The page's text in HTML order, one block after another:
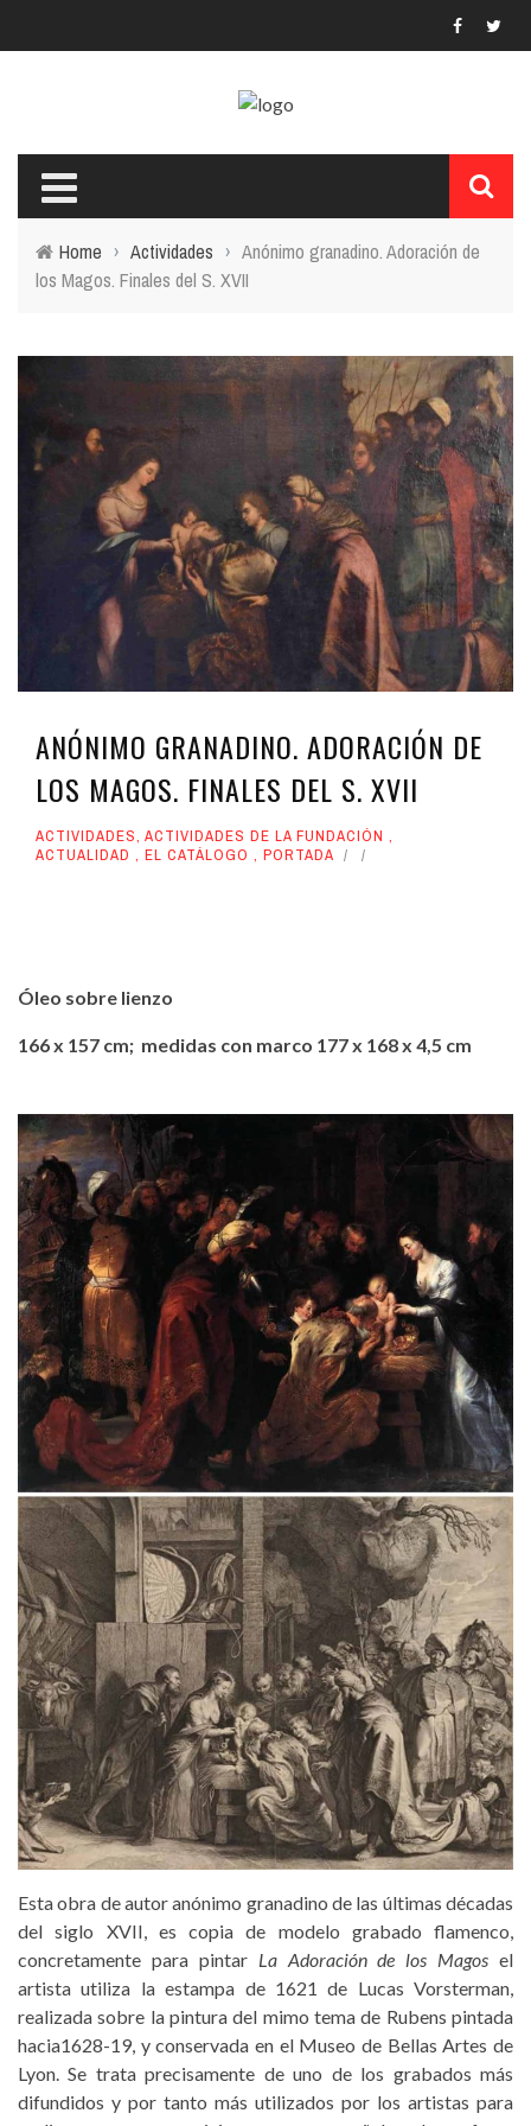
Home › Actividades › Anónimo granadino. Adoración de
los Magos. Finales del S. XVII
ANÓNIMO GRANADINO. ADORACIÓN DE
LOS MAGOS. FINALES DEL S. XVII
ACTIVIDADES, ACTIVIDADES DE LA FUNDACIÓN ,
ACTUALIDAD , EL CATÁLOGO , PORTADA
Óleo sobre lienzo
166 x 157 cm; medidas con marco 177 x 168 x 4,5 cm
Esta obra de autor anónimo granadino de las últimas décadas
del siglo XVII, es copia de modelo grabado flamenco,
concretamente para pintar La Adoración de los Magos el
artista utiliza la estampa de 1621 de Lucas Vorsterman,
realizada sobre la pintura del mimo tema de Rubens pintada
hacia1628-19, y conservada en el Museo de Bellas Artes de
Lyon. Se trata precisamente de uno de los grabados más
difundidos y por tanto más utilizados por los artistas para